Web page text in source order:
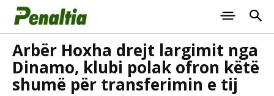
Arbër Hoxha drejt largimit nga
Dinamo, klubi polak ofron këtë
shumë për transferimin e tij